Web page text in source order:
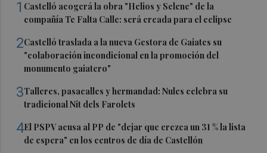
1 Castelló acogerá la obra "Helios y Selene" de la
compañía Te Falta Calle: será creada para el eclipse
2Castelló traslada a la nueva Gestora de Gaiates su
"colaboración incondicional en la promoción del
monumento gaiatero"
3Talleres, pasacalles y hermandad: Nules celebra su
tradicional Nit dels Farolets
4El PSPV acusa al PP de "dejar que crezca un 31 % la lista
de espera" en los centros de día de Castellón